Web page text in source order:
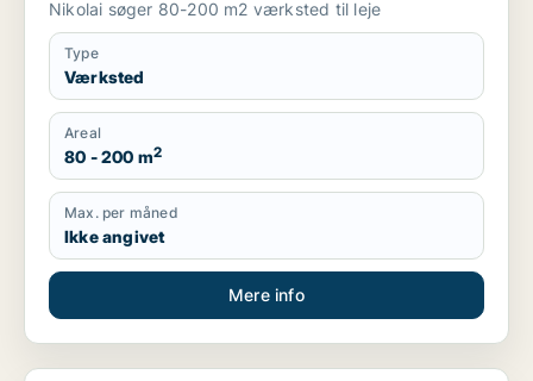
Nikolai søger 80-200 m2 værksted til leje
Type
Værksted
Areal
80 - 200 m2
Max. per måned
Ikke angivet
Mere info